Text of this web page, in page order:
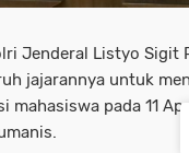
Jenderal Listyo Sigit
jajarannya untuk
pada 11